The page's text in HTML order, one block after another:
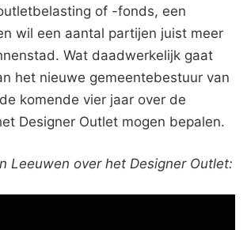
of -fonds, een
wil een aantal partijen juist meer
Wat daadwerkelijk gaat
het nieuwe gemeentebestuur van
komende vier jaar over de
Designer Outlet mogen bepalen.
Leeuwen over het Designer Outlet: